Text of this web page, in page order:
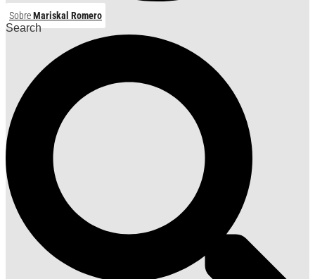
SobreMariskal Romero
Search